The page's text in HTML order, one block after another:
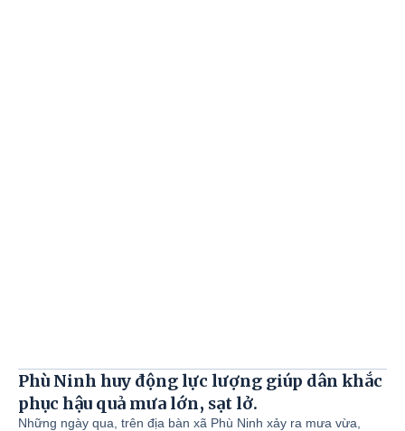
Phù Ninh huy động lực lượng giúp dân khắc
phục hậu quả mưa lớn, sạt lở.
Những ngày qua, trên địa bàn xã Phù Ninh xảy ra mưa vừa,